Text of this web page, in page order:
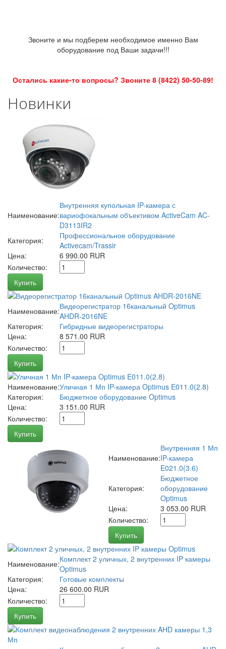
Звоните и мы подберем необходимое именно Вам
оборудование под Ваши задачи!!!
Остались какие-то вопросы? Звоните 8 (8422) 50-50-89!
Новинки
Наименование:
Внутренняя купольная IP-камера с
вариофокальным объективом ActiveCam AC-
D3113IR2
Категория:
Профессиональное оборудование
Activecam/Trassir
Цена:
6 990.00 RUR
Количество:
Купить
Наименование:Видеорегистратор 16канальный Optimus
AHDR-2016NE
Категория:
Гибридные видеорегистраторы
Цена:
8 571.00 RUR
Количество:
Купить
Наименование:Уличная 1 Мп IP-камера Optimus E011.0(2.8)
Категория:
Бюджетное оборудование Optimus
Цена:
3 151.00 RUR
Количество:
Купить
Наименование:
Внутренняя 1 Мп
IP-камера
E021.0(3.6)
Категория:
Бюджетное
оборудование
Optimus
Цена:
3 053.00 RUR
Количество:
Купить
Наименование:Комплект 2 уличных, 2 внутренних IP камеры
Optimus
Категория:
Готовые комплекты
Цена:
26 600.00 RUR
Количество:
Купить